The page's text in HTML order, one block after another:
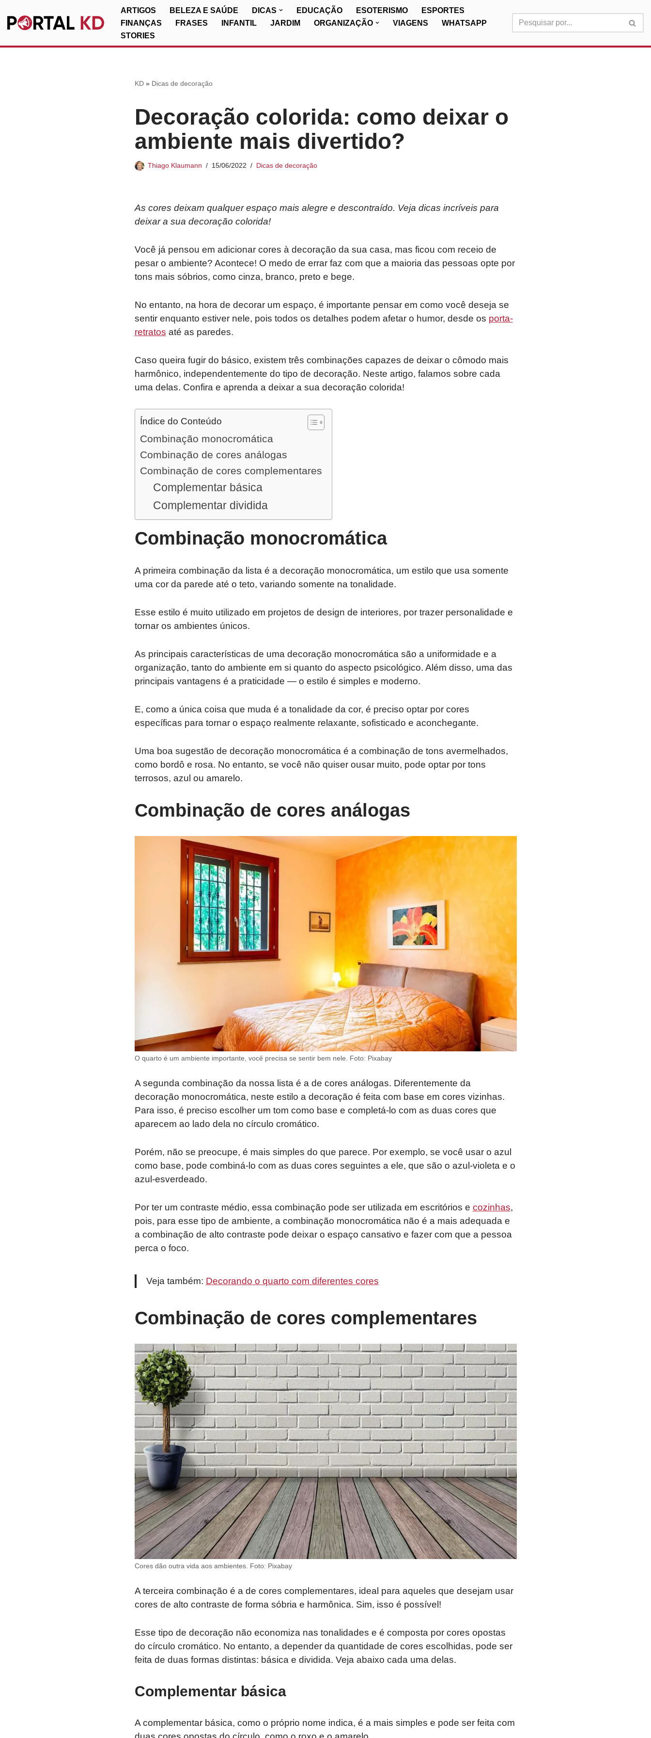
Pular
ARTIGOS BELEZA E SAÚDE DICAS EDUCAÇÃO ESOTERISMO
ESPORTES
FINANÇAS
FRASES INFANTIL JARDIM ORGANIZAÇÃO VIAGENS
WHATSAPP
STORIES
KD» Dicas de decoração
Decoração colorida: como deixar o
ambiente mais divertido?
Thiago Klaumann 15/06/2022 Dicas de decoração
As cores deixam qualquer espaço mais alegre e descontraído. Veja dicas incríveis para
deixar a sua decoração colorida!
Você já pensou em adicionar cores à decoração da sua casa, mas ficou com receio de
pesar o ambiente? Acontece! O medo de errar faz com que a maioria das pessoas opte por
tons mais sóbrios, como cinza, branco, preto e bege.
No entanto, na hora de decorar um espaço, é importante pensar em como você deseja se
sentir enquanto estiver nele, pois todos os detalhes podem afetar o humor, desde os porta-
retratos até as paredes.
Caso queira fugir do básico, existem três combinações capazes de deixar o cômodo mais
harmônico, independentemente do tipo de decoração. Neste artigo, falamos sobre cada
uma delas. Confira e aprenda a deixar a sua decoração colorida!
Índice do Conteúdo
Combinação monocromática
Combinação de cores análogas
Combinação de cores complementares
Complementar básica
Complementar dividida
Combinação monocromática
A primeira combinação da lista é a decoração monocromática, um estilo que usa somente
uma cor da parede até o teto, variando somente na tonalidade.
Esse estilo é muito utilizado em projetos de design de interiores, por trazer personalidade e
tornar os ambientes únicos.
As principais características de uma decoração monocromática são a uniformidade e a
organização, tanto do ambiente em si quanto do aspecto psicológico. Além disso, uma das
principais vantagens é a praticidade — o estilo é simples e moderno.
E, como a única coisa que muda é a tonalidade da cor, é preciso optar por cores
específicas para tornar o espaço realmente relaxante, sofisticado e aconchegante.
Uma boa sugestão de decoração monocromática é a combinação de tons avermelhados,
como bordô e rosa. No entanto, se você não quiser ousar muito, pode optar por tons
terrosos, azul ou amarelo.
Combinação de cores análogas
O quarto é um ambiente importante, você precisa se sentir bem nele. Foto: Pixabay
A segunda combinação da nossa lista é a de cores análogas. Diferentemente da
decoração monocromática, neste estilo a decoração é feita com base em cores vizinhas.
Para isso, é preciso escolher um tom como base e completá-lo com as duas cores que
aparecem ao lado dela no círculo cromático.
Porém, não se preocupe, é mais simples do que parece. Por exemplo, se você usar o azul
como base, pode combiná-lo com as duas cores seguintes a ele, que são o azul-violeta e o
azul-esverdeado.
Por ter um contraste médio, essa combinação pode ser utilizada em escritórios e cozinhas,
pois, para esse tipo de ambiente, a combinação monocromática não é a mais adequada e
a combinação de alto contraste pode deixar o espaço cansativo e fazer com que a pessoa
perca o foco.
Veja também: Decorando o quarto com diferentes cores
Combinação de cores complementares
Cores dão outra vida aos ambientes. Foto: Pixabay
A terceira combinação é a de cores complementares, ideal para aqueles que desejam usar
cores de alto contraste de forma sóbria e harmônica. Sim, isso é possível!
Esse tipo de decoração não economiza nas tonalidades e é composta por cores opostas
do círculo cromático. No entanto, a depender da quantidade de cores escolhidas, pode ser
feita de duas formas distintas: básica e dividida. Veja abaixo cada uma delas.
Complementar básica
A complementar básica, como o próprio nome indica, é a mais simples e pode ser feita com